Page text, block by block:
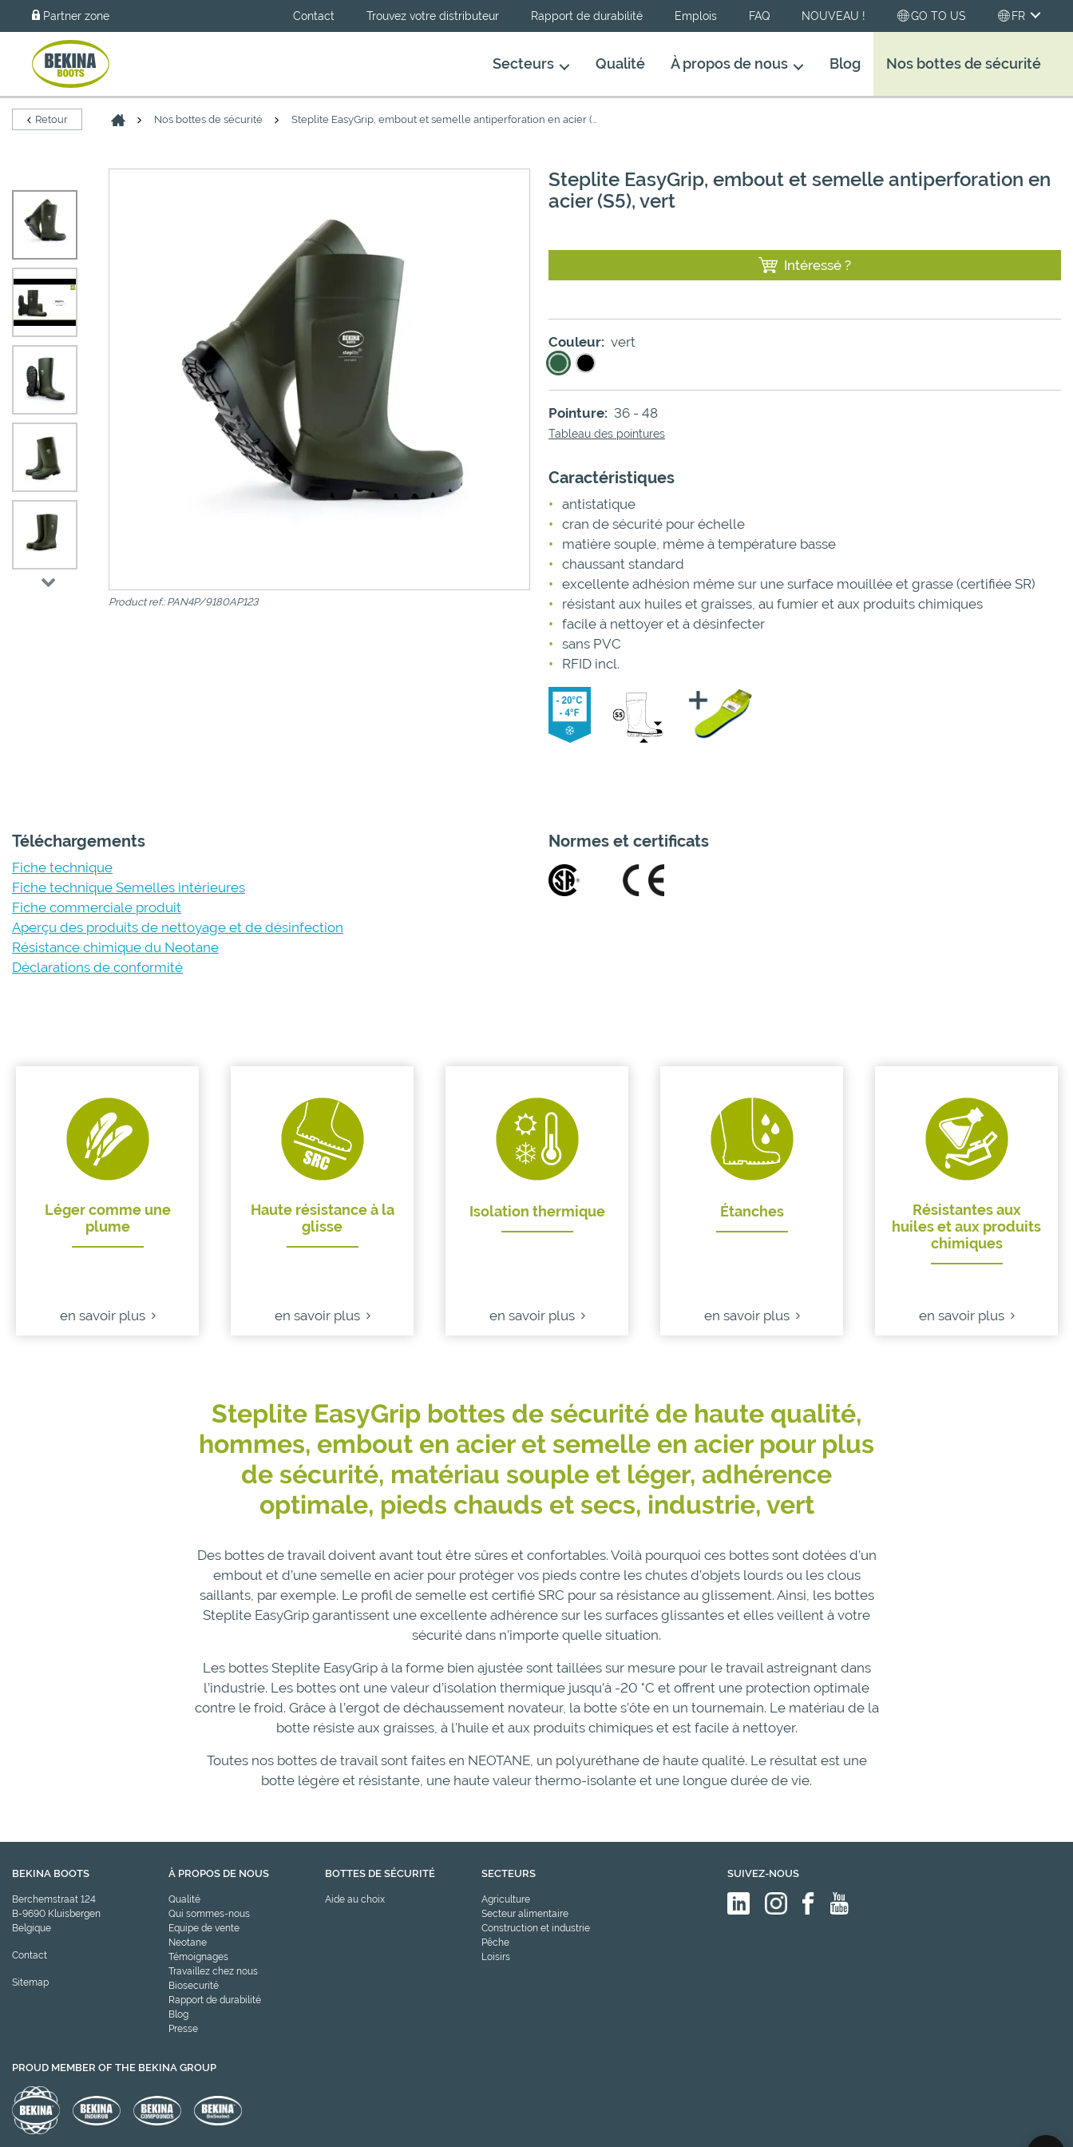
Partner zone Contact Trouvez votre distributeur Rapport de durabilité Emplois FAQ NOUVEAU ! GO TO US FR
Secteurs Qualité À propos de nous Blog Nos bottes de sécurité
Retour Nos bottes de sécurité Steplite EasyGrip, embout et semelle antiperforation en acier (S5), vert
>
Product ref.: PAN4P/9180AP123
Steplite EasyGrip, embout et semelle antiperforation en
acier (S5), vert
Intéressé ?
Couleur: vert
Pointure: 36 - 48
Tableau des pointures
Caractéristiques
antistatique
cran de sécurité pour échelle
matière souple, même à température basse
chaussant standard
excellente adhésion même sur une surface mouillée et grasse (certifiée SR)
résistant aux huiles et graisses, au fumier et aux produits chimiques
facile à nettoyer et à désinfecter
sans PVC
RFID incl.
Téléchargements
Fiche technique
Fiche technique Semelles intérieures
Fiche commerciale produit
Aperçu des produits de nettoyage et de désinfection
Résistance chimique du Neotane
Déclarations de conformité
Normes et certificats
Léger comme une
plume
en savoir plus
Haute résistance à la
glisse
en savoir plus
Isolation thermique
en savoir plus
Étanches
en savoir plus
Résistantes aux
huiles et aux produits
chimiques
en savoir plus
Steplite EasyGrip bottes de sécurité de haute qualité,
hommes, embout en acier et semelle en acier pour plus
de sécurité, matériau souple et léger, adhérence
optimale, pieds chauds et secs, industrie, vert
Des bottes de travail doivent avant tout être sûres et confortables. Voilà pourquoi ces bottes sont dotées d’un
embout et d’une semelle en acier pour protéger vos pieds contre les chutes d’objets lourds ou les clous
saillants, par exemple. Le profil de semelle est certifié SRC pour sa résistance au glissement. Ainsi, les bottes
Steplite EasyGrip garantissent une excellente adhérence sur les surfaces glissantes et elles veillent à votre
sécurité dans n’importe quelle situation.
Les bottes Steplite EasyGrip à la forme bien ajustée sont taillées sur mesure pour le travail astreignant dans
l’industrie. Les bottes ont une valeur d’isolation thermique jusqu’à -20 °C et offrent une protection optimale
contre le froid. Grâce à l’ergot de déchaussement novateur, la botte s’ôte en un tournemain. Le matériau de la
botte résiste aux graisses, à l’huile et aux produits chimiques et est facile à nettoyer.
Toutes nos bottes de travail sont faites en NEOTANE, un polyuréthane de haute qualité. Le résultat est une
botte légère et résistante, une haute valeur thermo-isolante et une longue durée de vie.
BEKINA BOOTS
Berchemstraat 124
B-9690 Kluisbergen
Belgique
Contact
Sitemap
À PROPOS DE NOUS
Qualité
Qui sommes-nous
Equipe de vente
Neotane
Témoignages
Travaillez chez nous
Biosecurité
Rapport de durabilité
Blog
Presse
BOTTES DE SÉCURITÉ
Aide au choix
SECTEURS
Agriculture
Secteur alimentaire
Construction et industrie
Pêche
Loisirs
SUIVEZ-NOUS
PROUD MEMBER OF THE BEKINA GROUP